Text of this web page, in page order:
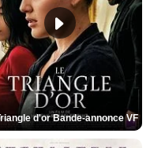
d'or Bande-annonce VF